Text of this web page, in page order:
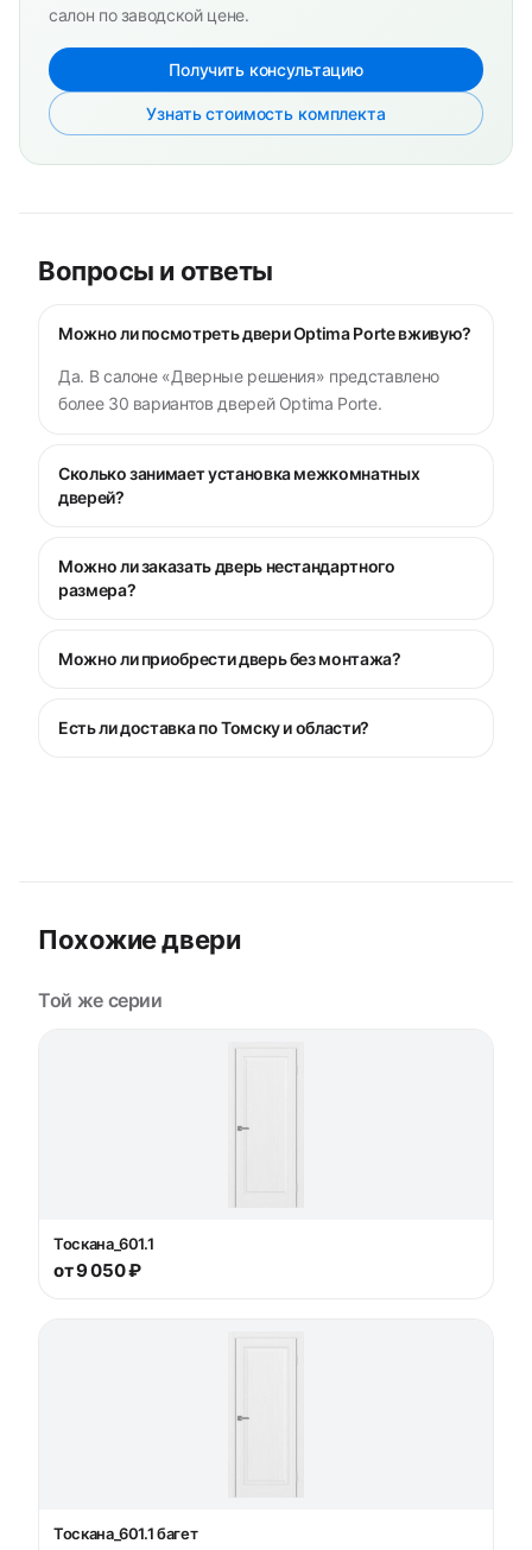
салон по заводской цене.
Получить консультацию
Узнать стоимость комплекта
Вопросы и ответы
Можно ли посмотреть двери Optima Porte вживую?
Да. В салоне «Дверные решения» представлено
более 30 вариантов дверей Optima Porte.
Сколько занимает установка межкомнатных
дверей?
Можно ли заказать дверь нестандартного
размера?
Можно ли приобрести дверь без монтажа?
Есть ли доставка по Томску и области?
Похожие двери
Той же серии
Тоскана_601.1
от 9 050 ₽
Тоскана_601.1 багет